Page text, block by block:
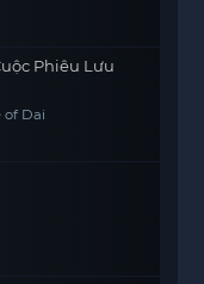
Phiêu Lưu
of Dai